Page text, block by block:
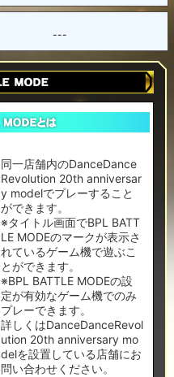
---
同一店舗内のDanceDance
Revolution 20th anniversar
y modelでプレーすること
ができます。
※タイトル画面でBPL BATT
LE MODEのマークが表示さ
れているゲーム機で遊ぶこ
とができます。
※BPL BATTLE MODEの設
定が有効なゲーム機でのみ
プレーできます。
詳しくはDanceDanceRevol
ution 20th anniversary mo
delを設置している店舗にお
問い合わせください。